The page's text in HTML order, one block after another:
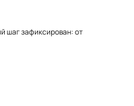
шаг зафиксирован: от